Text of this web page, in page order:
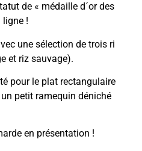
de « médaille d´or des
ligne !
une sélection de trois ri
et riz sauvage).
pour le plat rectangulaire
petit ramequin déniché
en présentation !